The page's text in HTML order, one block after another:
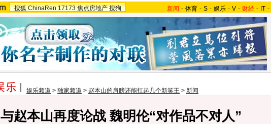
搜狐 ChinaRen 17173 焦点房地产 搜狗 新闻 - 体育 - S - 娱乐 - V - 财经 - IT -
娱乐频道 > 独家频道 > 赵本山的肩膀还能扛起几个新笑王 > 新闻
与赵本山再度论战 魏明伦“对作品不对人”